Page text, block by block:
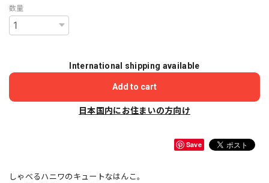
数量
International shipping available
Add to cart
日本国内にお住まいの方向け
Save
しゃべるハニワのキュートなはんこ。